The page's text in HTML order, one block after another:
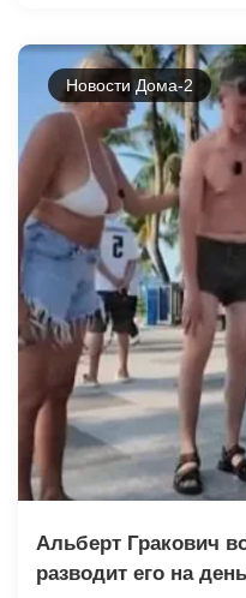
Новости Дома-2
Альберт Гракович
разводит его на